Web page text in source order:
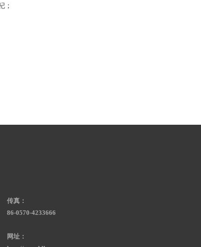
；
传真：
86-0570-4233666
网址：